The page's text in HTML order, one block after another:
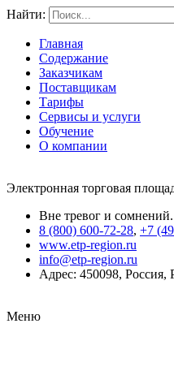
Найти:
Главная
Содержание
Заказчикам
Поставщикам
Тарифы
Сервисы и услуги
Обучение
О компании
Электронная торговая
Вне тревог и сомнений.
8 (800) 600-72-28, +7
www.etp-region.ru
info@etp-region.ru
Адрес: 450098, Россия,
Меню